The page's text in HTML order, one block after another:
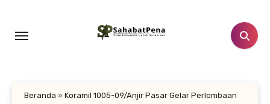
konten
Beranda » Koramil 1005-09/Anjir Pasar Gelar Perlombaan